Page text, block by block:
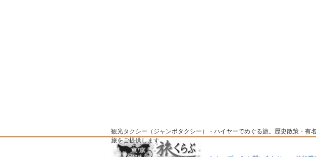
観光タクシー（ジャンボタクシー）・ハイヤーでめぐる旅。歴史散策・
旅をご提供します。